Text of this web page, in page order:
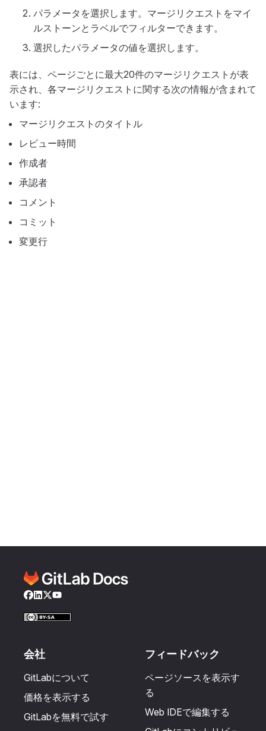
パラメータを選択します。マージリクエストをマイ
ルストーンとラベルでフィルターできます。
選択したパラメータの値を選択します。
表には、ページごとに最大20件のマージリクエストが表
示され、各マージリクエストに関する次の情報が含まれて
います:
マージリクエストのタイトル
レビュー時間
作成者
承認者
コメント
コミット
変更行
Facebook
LinkedIn
Twitter
YouTube
会社
GitLabについて
価格を表示する
GitLabを無料で試す
フィードバック
ページソースを表示す
る
Web IDEで編集する